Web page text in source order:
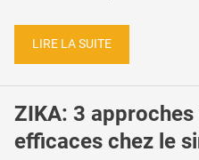
LIRE LA SUITE
ZIKA: 3
efficaces chez le